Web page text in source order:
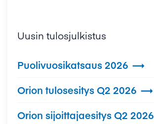
Uusin tulosjulkistus
Puolivuosikatsaus 2026 
Orion tulosesitys Q2 2026 
Orion sijoittajaesitys Q2 2026